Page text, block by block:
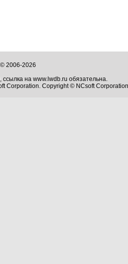
© 2006-2026
на www.lwdb.ru обязательна.
Corporation. Copyright © NCsoft